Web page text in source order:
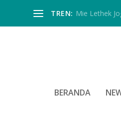
TREN: Mie Lethek
BERANDA